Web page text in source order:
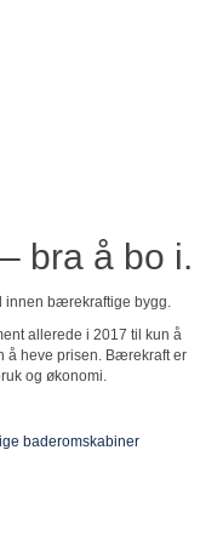
bra å bo i.
innen bærekraftige bygg.
allerede i 2017 til kun å
å heve prisen. Bærekraft er
og økonomi.
baderomskabiner